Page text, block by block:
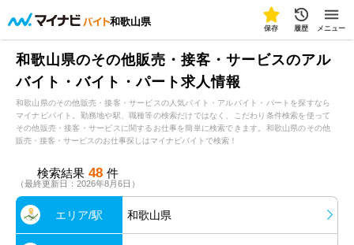
和歌山県
保存 履歴 メニュー
和歌山県のその他販売・接客・サービスのアル
バイト・バイト・パート求人情報
和歌山県のその他販売・接客・サービスの人気バイト・アルバイト・パートを探すなら
マイナビバイト。勤務地や駅、職種等の検索だけではなく、こだわり条件検索を使って
その他販売・接客・サービスに関するお仕事を簡単に検索できます。和歌山県のその他
販売・接客・サービスのお仕事探しはマイナビバイトで検索！
検索結果 48 件
（最終更新日：2026年8月6日）
エリア/駅 和歌山県